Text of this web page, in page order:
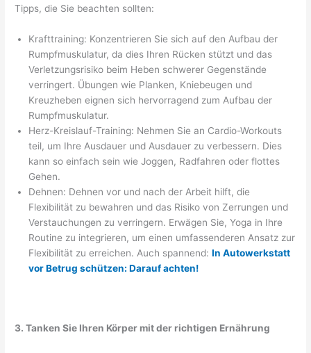
Tipps, die Sie beachten sollten:
Krafttraining: Konzentrieren Sie sich auf den Aufbau der
Rumpfmuskulatur, da dies Ihren Rücken stützt und das
Verletzungsrisiko beim Heben schwerer Gegenstände
verringert. Übungen wie Planken, Kniebeugen und
Kreuzheben eignen sich hervorragend zum Aufbau der
Rumpfmuskulatur.
Herz-Kreislauf-Training: Nehmen Sie an Cardio-Workouts
teil, um Ihre Ausdauer und Ausdauer zu verbessern. Dies
kann so einfach sein wie Joggen, Radfahren oder flottes
Gehen.
Dehnen: Dehnen vor und nach der Arbeit hilft, die
Flexibilität zu bewahren und das Risiko von Zerrungen und
Verstauchungen zu verringern. Erwägen Sie, Yoga in Ihre
Routine zu integrieren, um einen umfassenderen Ansatz zur
Flexibilität zu erreichen. Auch spannend:In Autowerkstatt
vor Betrug schützen: Darauf achten!
3. Tanken Sie Ihren Körper mit der richtigen Ernährung